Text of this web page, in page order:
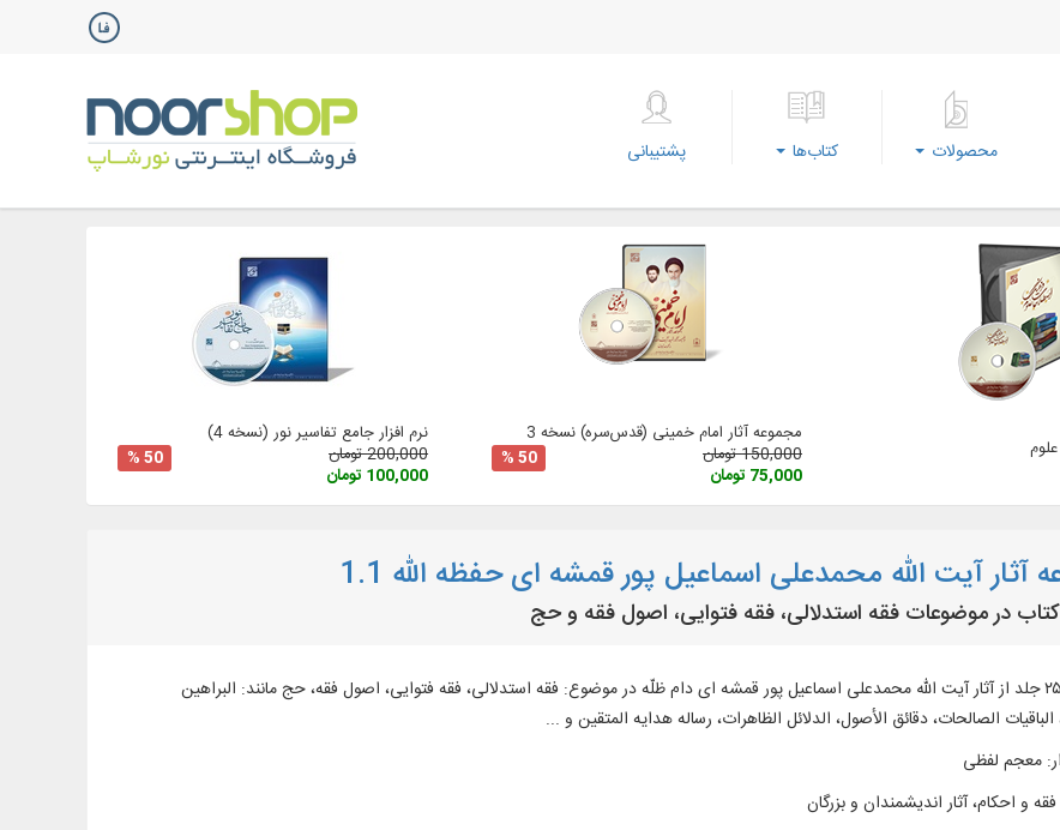
محصولات کتاب‌ها پشتیبانی
مجموعه آثار امام خمینی (‌قدس‌سره) نسخه 3
150,000 تومان
50 %
75,000 تومان
نرم افزار جامع تفاسیر نور (نسخه 4)
200,000 تومان
50 %
100,000 تومان
آثار آیت الله محمدعلی اسماعیل پور قمشه ای حفظه الله 1.1
متن کامل ۲۵ جلد از آثار آیت الله محمدعلی اسماعیل پور قمشه ای دام ظلّه در موضوع: فقه استدلالی، فقه فتوایی، اصول فقه، حج مانند: البراهين
الصالحات، دقائق الأصول، الدلائل الظاهرات، رساله هدايه المتقين و ...
: معجم لفظی
فقه و احکام، آثار اندیشمندان و بزرگان